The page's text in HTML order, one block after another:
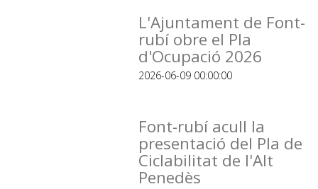
L'Ajuntament de Font-
rubí obre el Pla
d'Ocupació 2026
2026-06-09 00:00:00
Font-rubí acull la
presentació del Pla de
Ciclabilitat de l'Alt
Penedès